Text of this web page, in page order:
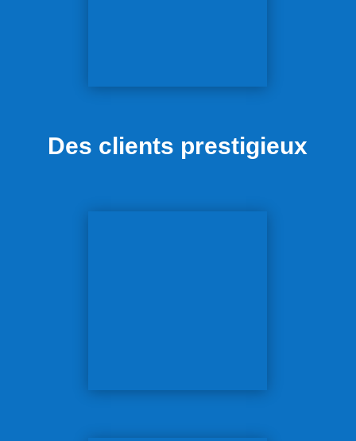
Des clients prestigieux